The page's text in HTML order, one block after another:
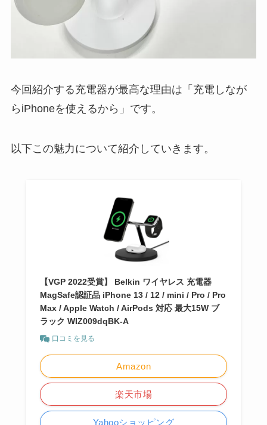
今回紹介する充電器が最高な理由は「充電しなが
らiPhoneを使えるから」です。
以下この魅力について紹介していきます。
【VGP 2022受賞】 Belkin ワイヤレス 充電器
MagSafe認証品 iPhone 13 / 12 / mini / Pro / Pro
Max / Apple Watch / AirPods 対応 最大15W ブ
ラック WIZ009dqBK-A
口コミを見る
Amazon
楽天市場
Yahooショッピング